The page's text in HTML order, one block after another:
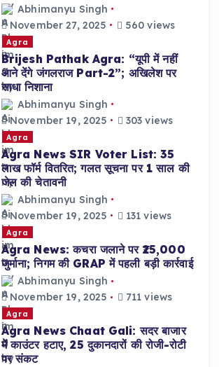
Abhimanyu Singh
November 27, 2025
560 views
Agra
Brijesh Pathak Agra: “यूपी में नहीं
आने देंगे जंगलराज Part-2”; अखिलेश पर
साधा निशाना
Abhimanyu Singh
November 19, 2025
303 views
Agra
Agra News SIR Voter List: 35
लाख फॉर्म वितरित; गलत सूचना पर 1 साल की
जेल की चेतावनी
Abhimanyu Singh
November 19, 2025
131 views
Agra
Agra News: कचरा जलाने पर ₹25,000
जुर्माना; निगम की GRAP में पहली बड़ी कार्रवाई
Abhimanyu Singh
November 19, 2025
711 views
Agra
Agra News Chaat Gali: सदर बाजार
में काउंटर हटाए, 25 दुकानदारों की रोजी-रोटी
पर संकट